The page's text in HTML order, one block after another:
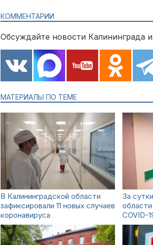
КОММЕНТАРИИ
Обсуждайте новости Калининграда
МАТЕРИАЛЫ ПО ТЕМЕ
В Калининградской области
зафиксировали 11 новых случаев
коронавируса
За
области
COVID-